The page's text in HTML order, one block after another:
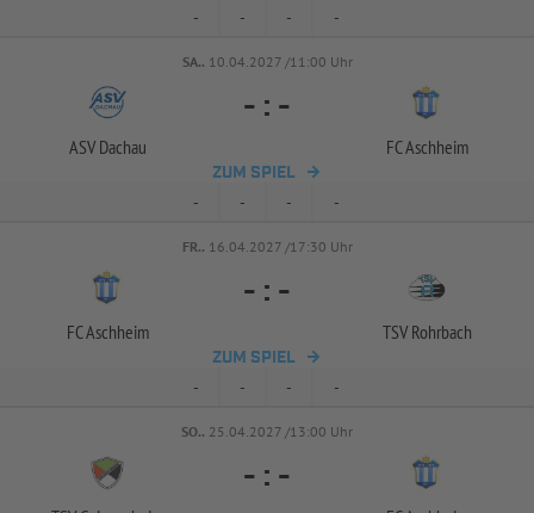
- - - -
SA.. 10.04.2027 /11:00 Uhr
ASV Dachau
- : -
FC Aschheim
ZUM SPIEL
- - - -
FR.. 16.04.2027 /17:30 Uhr
FC Aschheim
- : -
TSV Rohrbach
ZUM SPIEL
- - - -
SO.. 25.04.2027 /13:00 Uhr
- : -